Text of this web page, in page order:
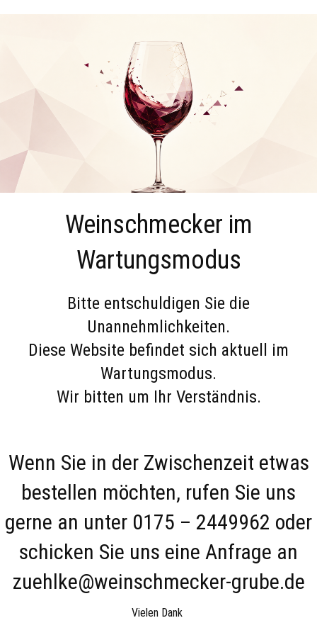
Weinschmecker im
Wartungsmodus
Bitte entschuldigen Sie die
Unannehmlichkeiten.
Diese Website befindet sich aktuell im
Wartungsmodus.
Wir bitten um Ihr Verständnis.
Wenn Sie in der Zwischenzeit etwas
bestellen möchten, rufen Sie uns
gerne an unter 0175 – 2449962 oder
schicken Sie uns eine Anfrage an
zuehlke@weinschmecker-grube.de
Vielen Dank